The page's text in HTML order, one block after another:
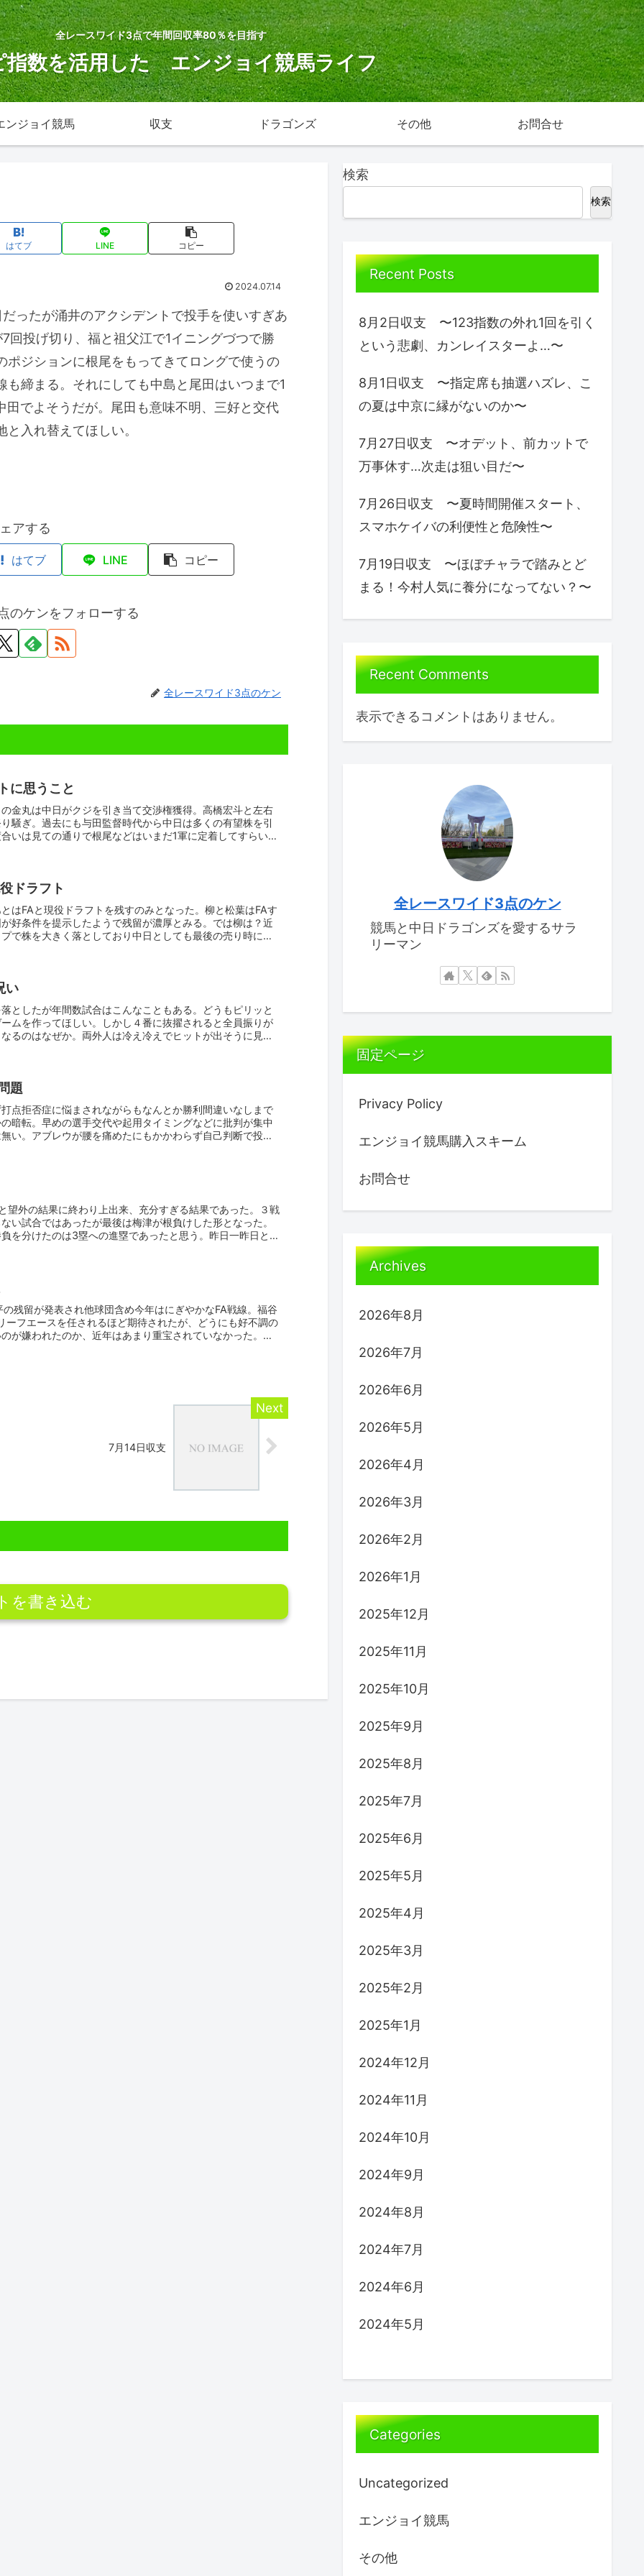
全レースワイド3点で年間回収率80％を目指す
指数を活用した エンジョイ競馬ライフ
ンジョイ競馬 収支 ドラゴンズ その他 お問合せ
はてブ LINE コピー
2024.07.14
ったが涌井のアクシデントで投手を使いすぎあ
回投げ切り、福と祖父江で1イニングづつで勝
ジションに根尾をもってきてロングで使うの
締まる。それにしても中島と尾田はいつまで1
でよそうだが。尾田も意味不明、三好と交代
入れ替えてほしい。
アする
はてブ LINE コピー
のケンをフォローする
全レースワイド3点のケン
に思うこと
金丸は中日がクジを引き当て交渉権獲得。高橋宏斗と左右
騒ぎ。過去にも与田監督時代から中日は多くの有望株を引
いは見ての通りで根尾などはいまだ1軍に定着してすらいな
ドラフト
はFAと現役ドラフトを残すのみとなった。柳と松葉はFAす
好条件を提示したようで残留が濃厚とみる。では柳は？近
で株を大きく落としており中日としても最後の売り時にも
い
としたが年間数試合はこんなこともある。どうもピリッと
ムを作ってほしい。しかし４番に抜擢されると全員振りが
るのはなぜか。両外人は冷え冷えでヒットが出そうに見え
題
点拒否症に悩まされながらもなんとか勝利間違いなしまで
暗転。早めの選手交代や起用タイミングなどに批判が集中
い。アブレウが腰を痛めたにもかかわらず自己判断で投げ
望外の結果に終わり上出来、充分すぎる結果であった。３戦
い試合ではあったが最後は梅津が根負けした形となった。
を分けたのは3塁への進塁であったと思う。昨日一昨日と初
残留が発表され他球団含め今年はにぎやかなFA戦線。福谷
ーフエースを任されるほど期待されたが、どうにも好不調の
が嫌われたのか、近年はあまり重宝されていなかった。
7月14日収支
を書き込む
検索
検索
Recent Posts
8月2日収支 〜123指数の外れ1回を引く
という悲劇、カンレイスターよ…〜
8月1日収支 〜指定席も抽選ハズレ、こ
の夏は中京に縁がないのか〜
7月27日収支 〜オデット、前カットで
万事休す…次走は狙い目だ〜
7月26日収支 〜夏時間開催スタート、
スマホケイバの利便性と危険性〜
7月19日収支 〜ほぼチャラで踏みとど
まる！今村人気に養分になってない？〜
Recent Comments
表示できるコメントはありません。
全レースワイド3点のケン
競馬と中日ドラゴンズを愛するサラ
リーマン
固定ページ
Privacy Policy
エンジョイ競馬購入スキーム
お問合せ
Archives
2026年8月
2026年7月
2026年6月
2026年5月
2026年4月
2026年3月
2026年2月
2026年1月
2025年12月
2025年11月
2025年10月
2025年9月
2025年8月
2025年7月
2025年6月
2025年5月
2025年4月
2025年3月
2025年2月
2025年1月
2024年12月
2024年11月
2024年10月
2024年9月
2024年8月
2024年7月
2024年6月
2024年5月
Categories
Uncategorized
エンジョイ競馬
その他